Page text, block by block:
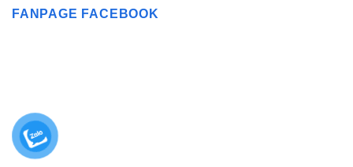
FANPAGE FACEBOOK